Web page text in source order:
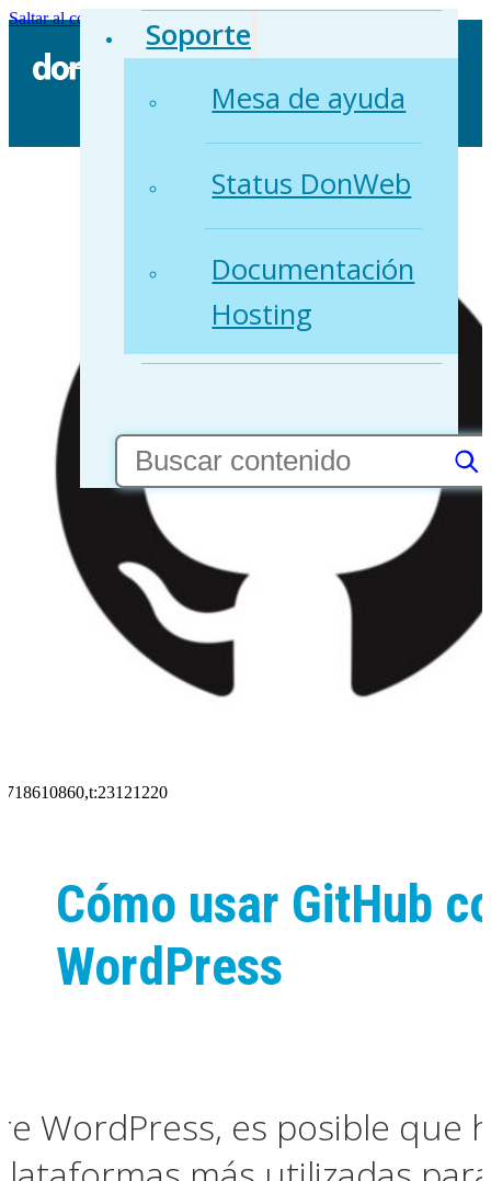
Saltar al contenido principalSoporte
Mesa de ayuda
Status DonWeb
Documentación
Hosting
Buscar
Cómo usar GitHub
WordPress
WordPress, es posible que